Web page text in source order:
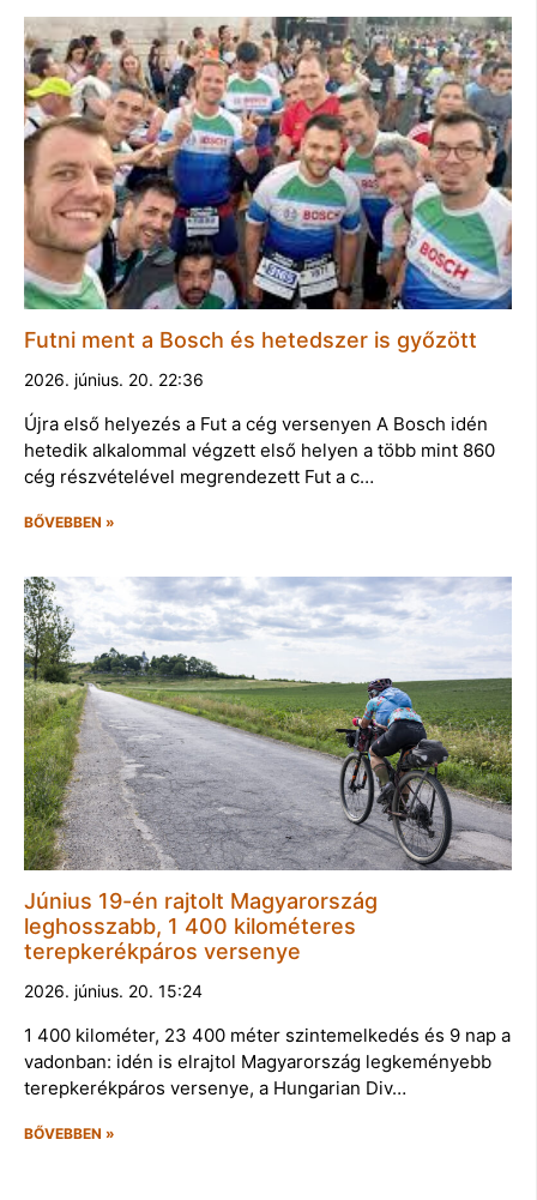
Futni ment a Bosch és hetedszer is győzött
2026. június. 20. 22:36
Újra első helyezés a Fut a cég versenyen A Bosch idén
hetedik alkalommal végzett első helyen a több mint 860
cég részvételével megrendezett Fut a c…
BŐVEBBEN »
Június 19-én rajtolt Magyarország
leghosszabb, 1 400 kilométeres
terepkerékpáros versenye
2026. június. 20. 15:24
1 400 kilométer, 23 400 méter szintemelkedés és 9 nap a
vadonban: idén is elrajtol Magyarország legkeményebb
terepkerékpáros versenye, a Hungarian Div…
BŐVEBBEN »